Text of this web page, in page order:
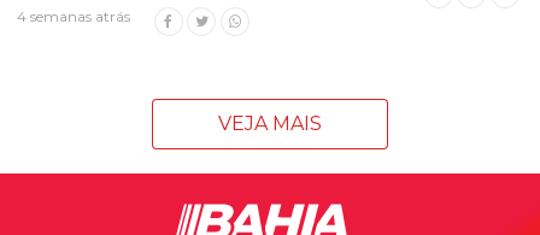
4 semanas atrás
VEJA MAIS